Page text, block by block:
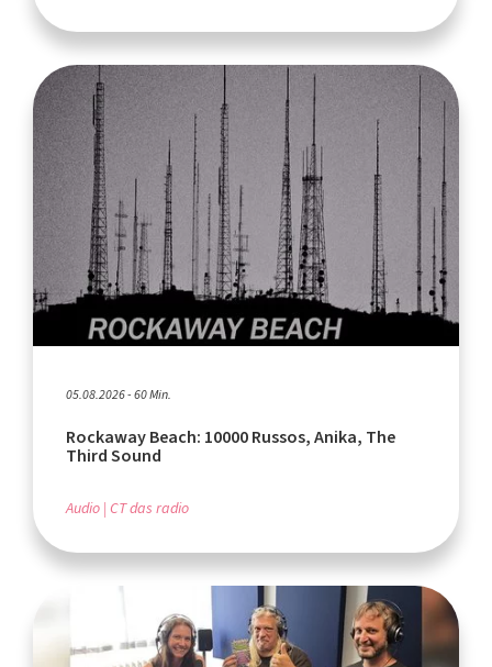
05.08.2026 - 60 Min.
Rockaway Beach: 10000 Russos, Anika, The
Third Sound
Audio CT das radio